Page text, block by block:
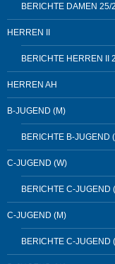
BERICHTE DAMEN 25/
HERREN II
BERICHTE HERREN II
HERREN AH
B-JUGEND (M)
BERICHTE B-JUGEND
C-JUGEND (W)
BERICHTE C-JUGEND
C-JUGEND (M)
BERICHTE C-JUGEND